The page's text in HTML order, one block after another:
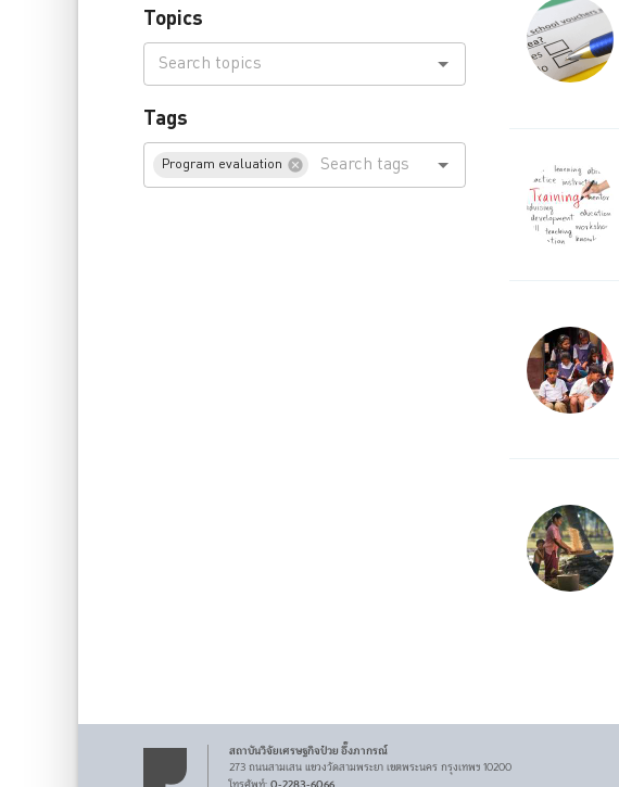
Topics
Tags
Program evaluation
สถาบันวิจัยเศรษฐกิจป๋วย อึ๊งภากรณ์
273 ถนนสามเสนแขวงวัดสามพระยา เขตพระนคร กรุงเทพฯ 10200